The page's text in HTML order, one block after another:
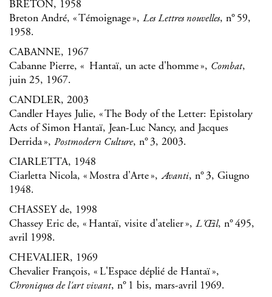
BRETON, 1958
Breton André, « Témoignage », Les Lettres nouvelles, n° 59,
1958.
CABANNE, 1967
Cabanne Pierre, « Hantaï, un acte d'homme », Combat,
juin 25, 1967.
CANDLER, 2003
Candler Hayes Julie, « The Body of the Letter: Epistolary
Acts of Simon Hantaï, Jean-Luc Nancy, and Jacques
Derrida », Postmodern Culture, n° 3, 2003.
CIARLETTA, 1948
Ciarletta Nicola, « Mostra d'Arte », Avanti, n° 3, Giugno
1948.
CHASSEY de, 1998
Chassey Eric de, « Hantaï, visite d'atelier », L'Œ il, n° 495,
avril 1998.
CHEVALIER, 1969
Chevalier François, « L'Espace déplié de Hantaï »,
Chroniques de l'art vivant, n° 1 bis, mars-avril 1969.